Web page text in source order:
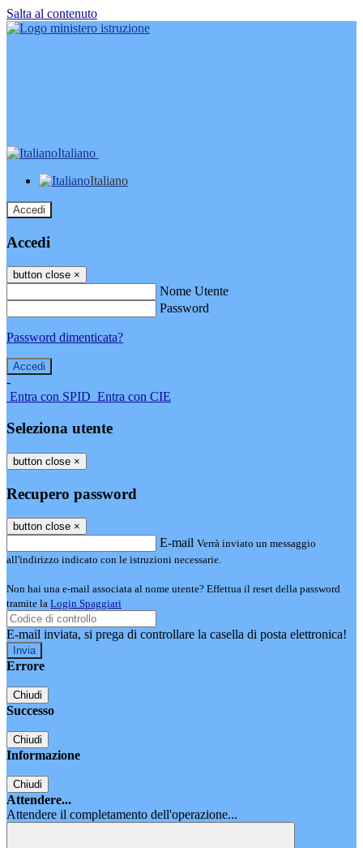
Salta al contenuto
Italiano
Italiano
Accedi
Accedi
button close ×
Nome Utente
Password
Password dimenticata?
-
Entra con SPID Entra con CIE
Seleziona utente
button close ×
Recupero password
button close ×
E-mail Verrà inviato un messaggio
all'indirizzo indicato con le istruzioni necessarie.
Non hai una e-mail associata al nome utente? Effettua il reset della password
tramite la Login Spaggiari
E-mail inviata, si prega di controllare la casella di posta elettronica!
Errore
Chiudi
Successo
Chiudi
Informazione
Chiudi
Attendere...
Attendere il completamento dell'operazione...